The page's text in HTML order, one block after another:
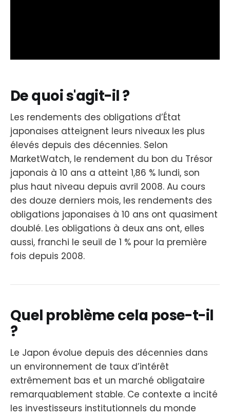
De quoi s'agit-il ?
Les rendements des obligations d’État
japonaises atteignent leurs niveaux les plus
élevés depuis des décennies. Selon
MarketWatch, le rendement du bon du Trésor
japonais à 10 ans a atteint 1,86 % lundi, son
plus haut niveau depuis avril 2008. Au cours
des douze derniers mois, les rendements des
obligations japonaises à 10 ans ont quasiment
doublé. Les obligations à deux ans ont, elles
aussi, franchi le seuil de 1 % pour la première
fois depuis 2008.
Quel problème cela pose-t-il
?
Le Japon évolue depuis des décennies dans
un environnement de taux d’intérêt
extrêmement bas et un marché obligataire
remarquablement stable. Ce contexte a incité
les investisseurs institutionnels du monde